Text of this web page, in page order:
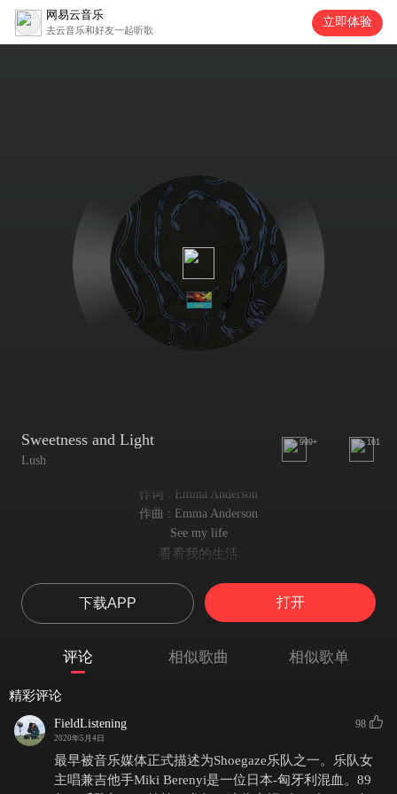
网易云音乐
去云音乐和好友一起听歌
立即体验
Sweetness and Light
Lush
999+ 161
作词 : Emma Anderson
作曲 : Emma Anderson
See my life
看看我的生活
（我太累了）
See my self
看看我自己
（我一直很拘谨）
See my sight
看看我的眼神
下载APP 打开
评论 相似歌曲 相似歌单
精彩评论
FieldListening
2020年5月4日
98
最早被音乐媒体正式描述为Shoegaze乐队之一。乐队女
主唱兼吉他手Miki Berenyi是一位日本-匈牙利混血。89